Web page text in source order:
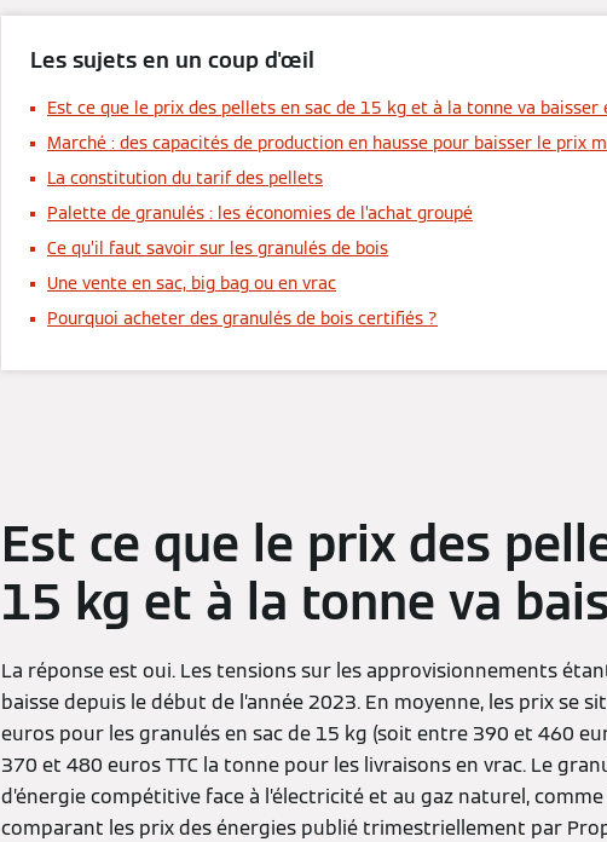
Les sujets en un coup d'œil
Est ce que le prix des pellets en sac de 15 kg et à la tonne va baisser
Marché : des capacités de production en hausse pour baisser le prix
La constitution du tarif des pellets
Palette de granulés : les économies de l’achat groupé
Ce qu’il faut savoir sur les granulés de bois
Une vente en sac, big bag ou en vrac
Pourquoi acheter des granulés de bois certifiés ?
Est ce que le prix des
15 kg et à la tonne va
La réponse est oui. Les tensions sur les approvisionnements
baisse depuis le début de l’année 2023. En moyenne, les prix se
euros pour les granulés en sac de 15 kg (soit entre 390 et 460
370 et 480 euros TTC la tonne pour les livraisons en vrac. Le
d’énergie compétitive face à l’électricité et au gaz naturel,
comparant les prix des énergies publié trimestriellement par